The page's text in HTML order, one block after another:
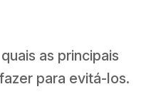
as principais
para evitá-los.